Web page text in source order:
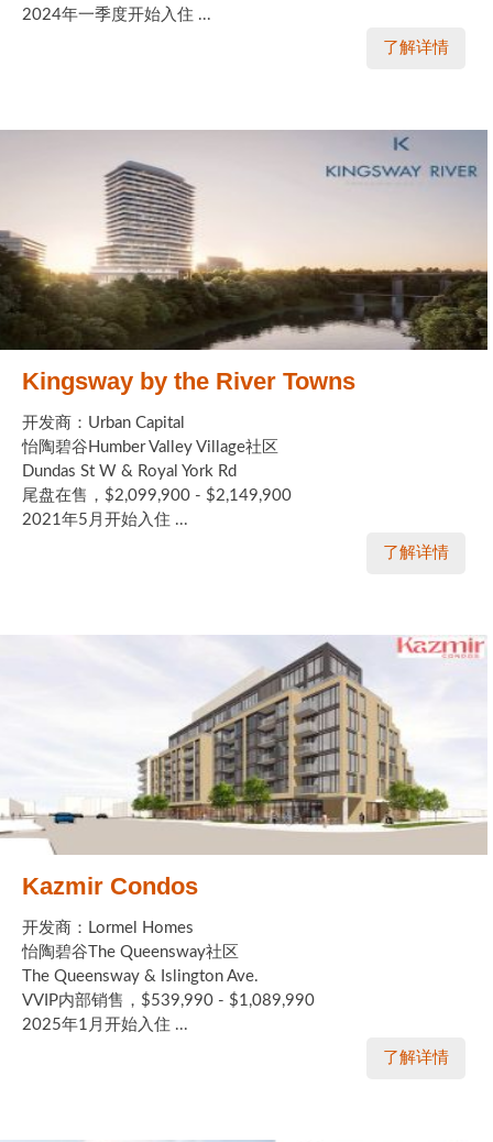
2024年一季度开始入住 ...
了解详情
Kingsway by the River Towns
开发商：Urban Capital
怡陶碧谷Humber Valley Village社区
Dundas St W & Royal York Rd
尾盘在售，$2,099,900 - $2,149,900
2021年5月开始入住 ...
了解详情
Kazmir Condos
开发商：Lormel Homes
怡陶碧谷The Queensway社区
The Queensway & Islington Ave.
VVIP内部销售，$539,990 - $1,089,990
2025年1月开始入住 ...
了解详情